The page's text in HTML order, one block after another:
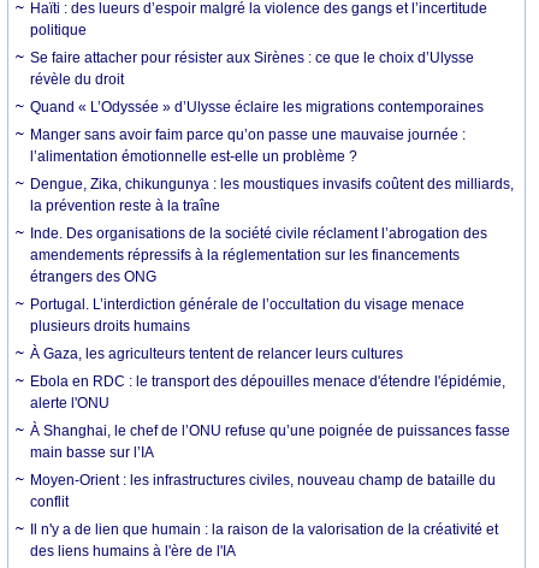
Haïti : des lueurs d’espoir malgré la violence des gangs et l’incertitude
politique
Se faire attacher pour résister aux Sirènes : ce que le choix d’Ulysse
révèle du droit
Quand « L’Odyssée » d’Ulysse éclaire les migrations contemporaines
Manger sans avoir faim parce qu’on passe une mauvaise journée :
l’alimentation émotionnelle est-elle un problème ?
Dengue, Zika, chikungunya : les moustiques invasifs coûtent des milliards,
la prévention reste à la traîne
Inde. Des organisations de la société civile réclament l’abrogation des
amendements répressifs à la réglementation sur les financements
étrangers des ONG
Portugal. L’interdiction générale de l’occultation du visage menace
plusieurs droits humains
À Gaza, les agriculteurs tentent de relancer leurs cultures
Ebola en RDC : le transport des dépouilles menace d'étendre l'épidémie,
alerte l'ONU
À Shanghai, le chef de l’ONU refuse qu’une poignée de puissances fasse
main basse sur l’IA
Moyen-Orient : les infrastructures civiles, nouveau champ de bataille du
conflit
Il n'y a de lien que humain : la raison de la valorisation de la créativité et
des liens humains à l'ère de l'IA